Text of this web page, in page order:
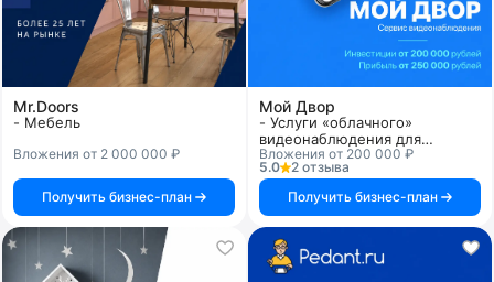
Mr.Doors
- Мебель
Вложения от 2 000 000 ₽
Получить бизнес-план
Мой Двор
- Услуги «облачного»
видеонаблюдения для
жителей многоквартирных
домов
Вложения от 200 000 ₽
5.0
2 отзыва
Получить бизнес-план